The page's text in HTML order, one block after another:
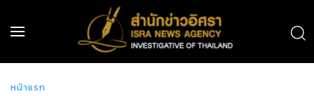
หน้าแรก